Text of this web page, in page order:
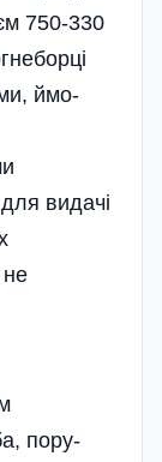
750-330
ймо­
видачі
не
по­ру­